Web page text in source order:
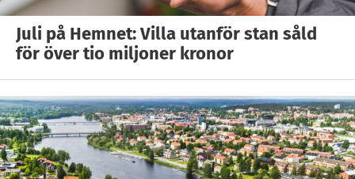
Juli på Hemnet: Villa utanför stan såld
för över tio miljoner kronor